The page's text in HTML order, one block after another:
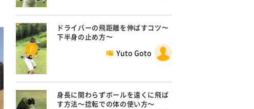
ドライバーの飛距離を伸ばすコツ〜
下半身の止め方〜
Yuto Goto
身長に関わらずボールを遠くに飛ば
す方法～捻転での体の使い方～